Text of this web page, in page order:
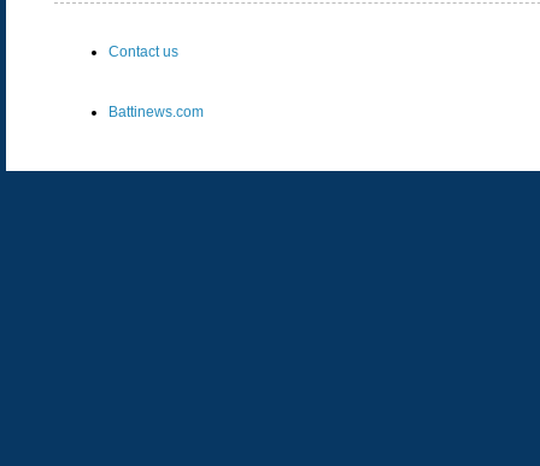
Contact us
Battinews.com